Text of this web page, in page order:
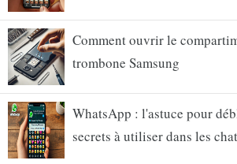
Comment ouvrir le
trombone Samsung
WhatsApp : l'astuce pour
secrets à utiliser dans les